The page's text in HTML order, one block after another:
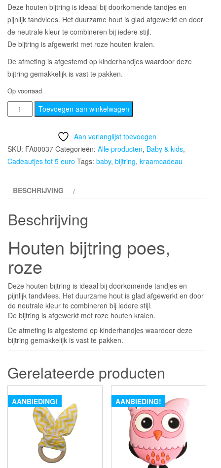
Deze houten bijtring is ideaal bij doorkomende tandjes en
pijnlijk tandvlees. Het duurzame hout is glad afgewerkt en door
de neutrale kleur te combineren bij iedere stijl.
De bijtring is afgewerkt met roze houten kralen.
De afmeting is afgestemd op kinderhandjes waardoor deze
bijtring gemakkelijk is vast te pakken.
Op voorraad
Houten
bijtring
roze
aantal
Toevoegen aan winkelwagen
Aan verlanglijst toevoegen
SKU: FA00037 Categorieën: Alle producten, Baby & kids,
Cadeautjes tot 5 euro Tags: baby, bijtring, kraamcadeau
BESCHRIJVING
Beschrijving
Houten bijtring poes,
roze
Deze houten bijtring is ideaal bij doorkomende tandjes en
pijnlijk tandvlees. Het duurzame hout is glad afgewerkt en door
de neutrale kleur te combineren bij iedere stijl.
De bijtring is afgewerkt met roze houten kralen.
De afmeting is afgestemd op kinderhandjes waardoor deze
bijtring gemakkelijk is vast te pakken.
Gerelateerde producten
AANBIEDING! AANBIEDING!